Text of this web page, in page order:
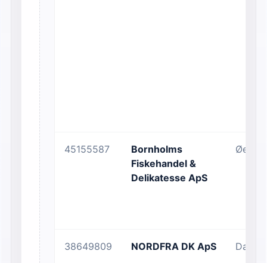
45155587
Bornholms
Fiskehandel &
Delikatesse ApS
38649809 NORDFRA DK ApS